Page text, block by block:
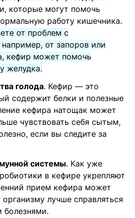
которые могут помочь
работу кишечника.
от проблем с
от запоров или
кефир может помочь
желудка.
голода. Кефир — это
содержит белки и полезные
кефира натощак может
чувствовать себя сытым,
если вы следите за
системы. Как уже
в кефире укрепляют
прием кефира может
лучше справляться
болезнями.